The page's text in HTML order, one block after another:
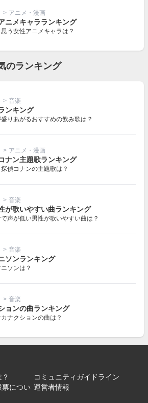
> アニメ・漫画
ニメキャラランキング
う女性アニメキャラは？
のランキング
> 音楽
ンキング
りあがるおすすめの飲み歌は？
> アニメ・漫画
ナン主題歌ランキング
偵コナンの主題歌は？
> 音楽
が歌いやすい曲ランキング
声が低い男性が歌いやすい曲は？
> 音楽
ソンランキング
ソンは？
> 音楽
ョンの曲ランキング
ナクションの曲は？
コミュニティガイドライン
票につい 運営者情報